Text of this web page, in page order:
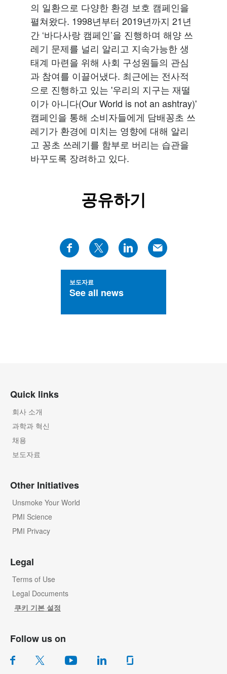
의 일환으로 다양한 환경 보호 캠페인을
펼쳐왔다. 1998년부터 2019년까지 21년
간 ‘바다사랑 캠페인’을 진행하며 해양 쓰
레기 문제를 널리 알리고 지속가능한 생
태계 마련을 위해 사회 구성원들의 관심
과 참여를 이끌어냈다. 최근에는 전사적
으로 진행하고 있는 '우리의 지구는 재떨
이가 아니다(Our World is not an ashtray)'
캠페인을 통해 소비자들에게 담배꽁초 쓰
레기가 환경에 미치는 영향에 대해 알리
고 꽁초 쓰레기를 함부로 버리는 습관을
바꾸도록 장려하고 있다.
공유하기
보도자료
See all news
Quick links
회사 소개
과학과 혁신
채용
보도자료
Other Initiatives
Unsmoke Your World
PMI Science
PMI Privacy
Legal
Terms of Use
Legal Documents
쿠키 기본 설정
Follow us on